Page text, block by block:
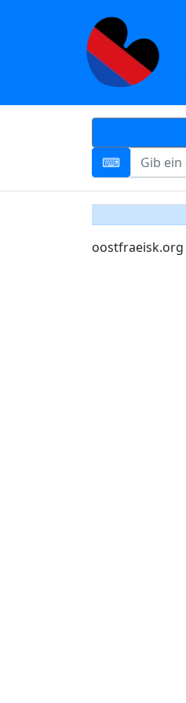
oostfraeisk.org